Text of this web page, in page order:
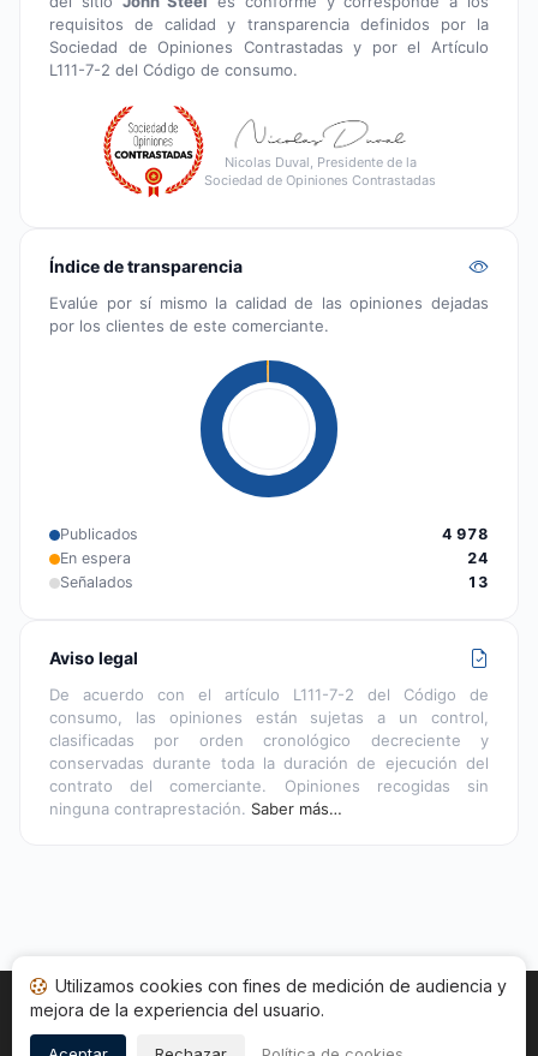
requisitos de calidad y transparencia definidos por la
Sociedad de Opiniones Contrastadas y por el Artículo
L111-7-2 del Código de consumo.
Nicolas Duval, Presidente de la
Sociedad de Opiniones Contrastadas
Índice de transparencia
Evalúe por sí mismo la calidad de las opiniones dejadas
por los clientes de este comerciante.
Publicados
4 978
En espera
24
Señalados
13
Aviso legal
De acuerdo con el artículo L111-7-2 del Código de
consumo, las opiniones están sujetas a un control,
clasificadas por orden cronológico decreciente y
conservadas durante toda la duración de ejecución del
contrato del comerciante. Opiniones recogidas sin
ninguna contraprestación. Saber más…
Inicio Estado opiniones Categorías
Utilizamos cookies con fines de medición de audiencia y
mejora de la experiencia del usuario.